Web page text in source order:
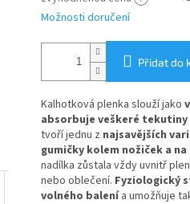
Možnosti doručení
Přidat do
Kalhotková plenka slouží jako
absorbuje veškeré tekutiny
tvoří jednu z najsavějších
gumičky kolem nožiček a
nadílka zůstala vždy uvnitř
nebo oblečení. Fyziologický
volného balenía umožňuje